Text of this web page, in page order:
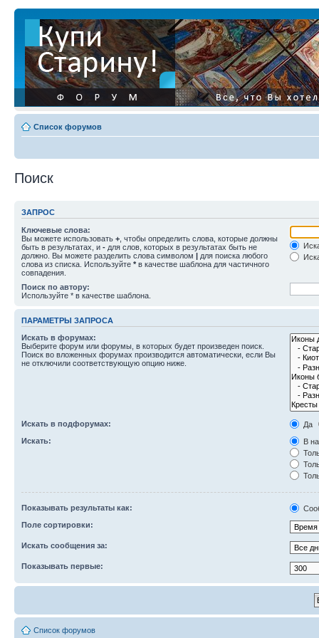
Список форумов
Поиск
ЗАПРОС
Ключевые слова:
Вы можете использовать + , чтобы определить слова, которые должны
быть в результатах, и - для слов, которых в результатах быть не
должно. Вы можете разделить слова символом | для поиска любого
слова из списка. Используйте * в качестве шаблона для частичного
совпадения.
Поиск по автору:
Используйте * в качестве шаблона.
ПАРАМЕТРЫ ЗАПРОСА
Искать в форумах:
Выберите форум или форумы, в которых будет произведен поиск.
Поиск во вложенных форумах производится автоматически, если Вы
не отключили соответствующую опцию ниже.
Искать в подфорумах:
Да
Искать:
В
Показывать результаты как:
Поле сортировки:
Искать сообщения за:
Показывать первые:
Список форумов